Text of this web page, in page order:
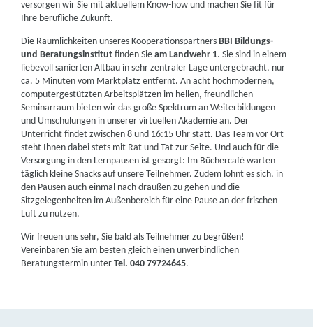
versorgen wir Sie mit aktuellem Know-how und machen Sie fit für
Ihre berufliche Zukunft.
Die Räumlichkeiten unseres Kooperationspartners BBI Bildungs-
und Beratungsinstitutfinden Sieam Landwehr 1. Sie sind in einem
liebevoll sanierten Altbau in sehr zentraler Lage untergebracht, nur
ca. 5 Minuten vom Marktplatz entfernt. An acht hochmodernen,
computergestützten Arbeitsplätzen im hellen, freundlichen
Seminarraum bieten wir das große Spektrum an Weiterbildungen
und Umschulungen in unserer virtuellen Akademie an. Der
Unterricht findet zwischen 8 und 16:15 Uhr statt. Das Team vor Ort
steht Ihnen dabei stets mit Rat und Tat zur Seite. Und auch für die
Versorgung in den Lernpausen ist gesorgt: Im Büchercafé warten
täglich kleine Snacks auf unsere Teilnehmer. Zudem lohnt es sich, in
den Pausen auch einmal nach draußen zu gehen und die
Sitzgelegenheiten im Außenbereich für eine Pause an der frischen
Luft zu nutzen.
Wir freuen uns sehr, Sie bald als Teilnehmer zu begrüßen!
Vereinbaren Sie am besten gleich einen unverbindlichen
Beratungstermin unterTel. 040 79724645.